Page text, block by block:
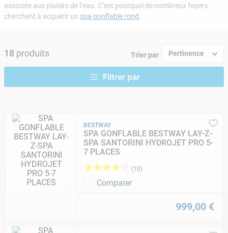
associée aux plaisirs de l’eau. C’est pourquoi de nombreux foyers
cherchent à acquérir un spa gonflable rond
18 produits Trier par Pertinence
BESTWAY
SPA GONFLABLE BESTWAY LAY-Z-
SPA SANTORINI HYDROJET PRO 5-
7 PLACES
★★★★ (10)
Comparer
999,00 €
6.
tuyau